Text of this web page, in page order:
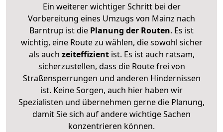
Ein weiterer wichtiger Schritt bei der
Vorbereitung eines Umzugs von Mainz nach
Barntrup ist die Planung der Routen. Es ist
wichtig, eine Route zu wählen, die sowohl sicher
als auch zeiteffizientist. Es ist auch ratsam,
sicherzustellen, dass die Route frei von
Straßensperrungen und anderen Hindernissen
ist. Keine Sorgen, auch hier haben wir
Spezialisten und übernehmen gerne die Planung,
damit Sie sich auf andere wichtige Sachen
konzentrieren können.